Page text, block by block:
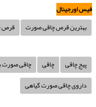
فیس اورجینال
بهترین قرص چاقی صورت
قرص
داروی چاقی صورت گیاهی
چاقی چاقی پیج چاقی